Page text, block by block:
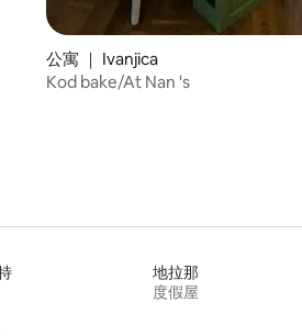
公寓 ｜ Ivanjica
Kod bake/At Nan 's
地拉那
度假屋